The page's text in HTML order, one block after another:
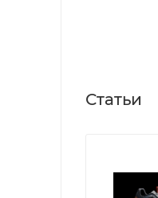
Статьи